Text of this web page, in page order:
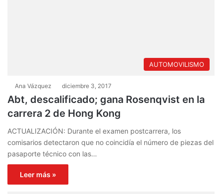
AUTOMOVILISMO
Ana Vázquez diciembre 3, 2017
Abt, descalificado; gana Rosenqvist en la
carrera 2 de Hong Kong
ACTUALIZACIÓN: Durante el examen postcarrera, los
comisarios detectaron que no coincidía el número de piezas del
pasaporte técnico con las…
Leer más »